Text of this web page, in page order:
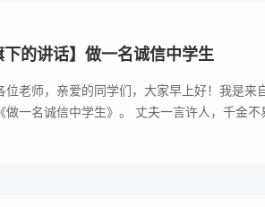
下的讲话】做一名诚信中学生
位老师，亲爱的同学们，大家早上好！我是
做一名诚信中学生》。 丈夫一言许人，千金